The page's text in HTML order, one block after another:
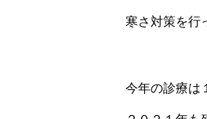
寒さ対策を行
今年の診療は